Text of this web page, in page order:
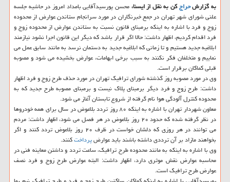
به گزارشحراجكن به نقل از ایسنا،محسن پورسیدآقایی بامداد امروز در حاشیه جلسه
علنی شورای شهر تهران در جمع خبرنگاران در مورد سرانجام ستاندن عوارض از محدوده
زوج و فرد با اشاره به اینكه برمبنای قانون نسبت به ستاندن عوارض از محدوده زوج و
فرد اقدام كردیم، اظهار داشت: حالا اگر قرار باشد كه دیگر این قانون اجرا نشود نیازمند
ابلاغیه جدید هستیم و تا زمانی كه ابلاغیه جدید به دستمان نرسد به مانند سابق عمل می
نماییم و متخلفان فكر نكنند به سبب برخی ابهامات، عوارض بخشیده می شود و مصوبه
قبلی كماكان برقرار است.
وی در مورد مصوبه روز گذشته شورای ترافیك تهران در مورد حذف طرح زوج و فرد اظهار
داشت: طرح زوج و فرد دیگر برمبنای پلاك نیست و برمبنای مصوبه طرح جدید كه به
محدوده كنترل آلودگی هوا نام گرفته از شروع تابستان آغاز می شود.
معاون شهردار تهران با اشاره به اینكه ۸۰ روز تردد بلاعوض در سال برای همه خودروها
در نظر گرفته شده كه حدود ۲۰ روز بلاعوض در هر فصل می شود، اظهار داشت: مردم
می توانند در هر روزی كه دلشان خواست در ظرف ۲۰ روز بلاعوض تردد كنند و اگر
بخواهند مازاد بر آن ترددی داشته باشند باید عوارضپرداختكنند.
وی با اشاره به اینكه به مانند محدوده طرح ترافیك، ساعت تردد و داشتن معاینه فنی در
محاسبه عوارض نقش موثری دارد، اظهار داشت: البته عوارض طرح زوج و فرد نصف
عوارض طرح ترافیك است.